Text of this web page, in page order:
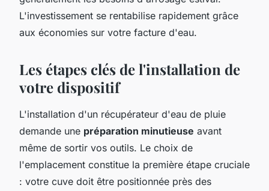
L'investissement se rentabilise rapidement grâce
aux économies sur votre facture d'eau.
Les étapes clés de l'installation de
votre dispositif
L'installation d'un récupérateur d'eau de pluie
demande une préparation minutieuse avant
même de sortir vos outils. Le choix de
l'emplacement constitue la première étape cruciale
: votre cuve doit être positionnée près des